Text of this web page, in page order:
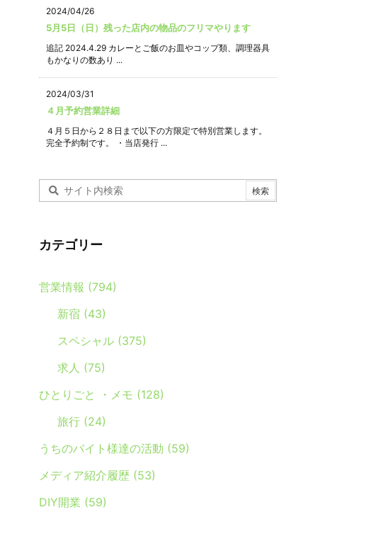
2024/04/26
5月5日（日）残った店内の物品のフリマやります
追記 2024.4.29 カレーとご飯のお皿やコップ類、調理器具
もかなりの数あり ...
2024/03/31
４月予約営業詳細
４月５日から２８日まで以下の方限定で特別営業します。
完全予約制です。 ・当店発行 ...
カテゴリー
営業情報 (794)
新宿 (43)
スペシャル (375)
求人 (75)
ひとりごと ・メモ (128)
旅行 (24)
うちのバイト様達の活動 (59)
メディア紹介履歴 (53)
DIY開業 (59)